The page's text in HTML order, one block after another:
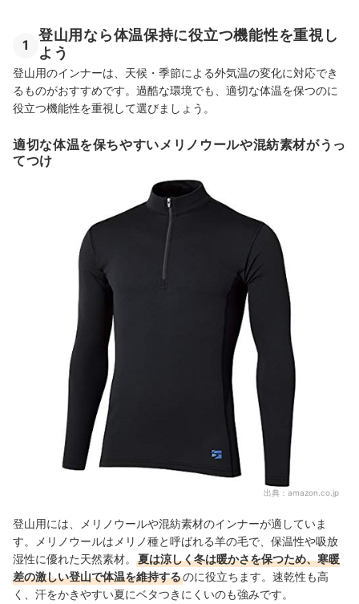
1
登山用なら体温保持に役立つ機能性を重視し
よう
登山用のインナーは、天候・季節による外気温の変化に対応でき
るものがおすすめです。過酷な環境でも、適切な体温を保つのに
役立つ機能性を重視して選びましょう。
適切な体温を保ちやすいメリノウールや混紡素材がうっ
てつけ
出典： amazon.co.jp
登山用には、メリノウールや混紡素材のインナーが適していま
す。メリノウールはメリノ種と呼ばれる羊の毛で、保温性や吸放
湿性に優れた天然素材。
夏は涼しく冬は暖かさを保つため、寒暖
差の激しい登山で体温を維持するのに役立ちます。速乾性も高
く、汗をかきやすい夏にベタつきにくいのも強みです。